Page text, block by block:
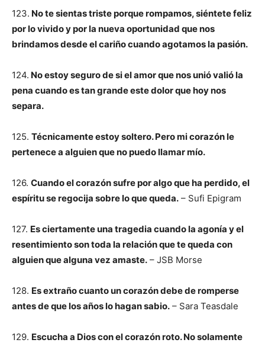
123. No te sientas triste porque rompamos, siéntete feliz
por lo vivido y por la nueva oportunidad que nos
brindamos desde el cariño cuando agotamos la pasión.
124. No estoy seguro de si el amor que nos unió valió la
pena cuando es tan grande este dolor que hoy nos
separa.
125. Técnicamente estoy soltero. Pero mi corazón le
pertenece a alguien que no puedo llamar mío.
126. Cuando el corazón sufre por algo que ha perdido, el
espíritu se regocija sobre lo que queda. – Sufi Epigram
127. Es ciertamente una tragedia cuando la agonía y el
resentimiento son toda la relación que te queda con
alguien que alguna vez amaste. – JSB Morse
128. Es extraño cuanto un corazón debe de romperse
antes de que los años lo hagan sabio. – Sara Teasdale
129. Escucha a Dios con el corazón roto. No solamente